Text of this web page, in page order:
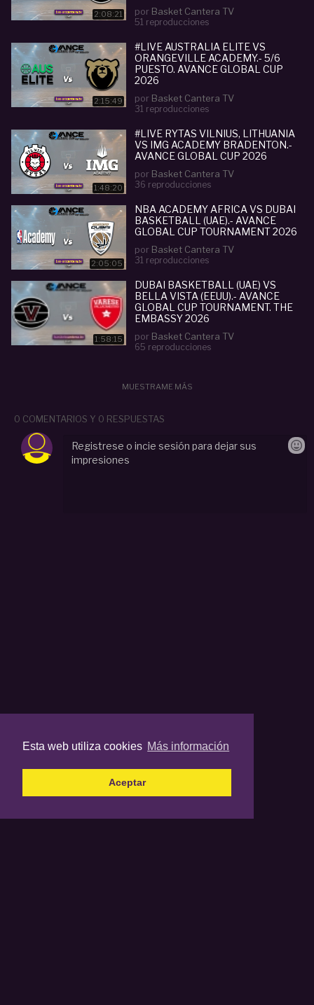
Esta web utiliza cookies Más información
Aceptar
2:08:21 por Basket Cantera TV
51 reproducciones
2:15:49
#LIVE AUSTRALIA ELITE VS
ORANGEVILLE ACADEMY.- 5/6
PUESTO. AVANCE GLOBAL CUP
2026
por Basket Cantera TV
31 reproducciones
1:48:20
#LIVE RYTAS VILNIUS, LITHUANIA
VS IMG ACADEMY BRADENTON.-
AVANCE GLOBAL CUP 2026
por Basket Cantera TV
36 reproducciones
2:05:05
NBA ACADEMY AFRICA VS DUBAI
BASKETBALL (UAE).- AVANCE
GLOBAL CUP TOURNAMENT 2026
por Basket Cantera TV
31 reproducciones
1:58:15
DUBAI BASKETBALL (UAE) VS
BELLA VISTA (EEUU).- AVANCE
GLOBAL CUP TOURNAMENT. THE
EMBASSY 2026
por Basket Cantera TV
65 reproducciones
MUESTRAME MÁS
0 COMENTARIOS Y 0 RESPUESTAS